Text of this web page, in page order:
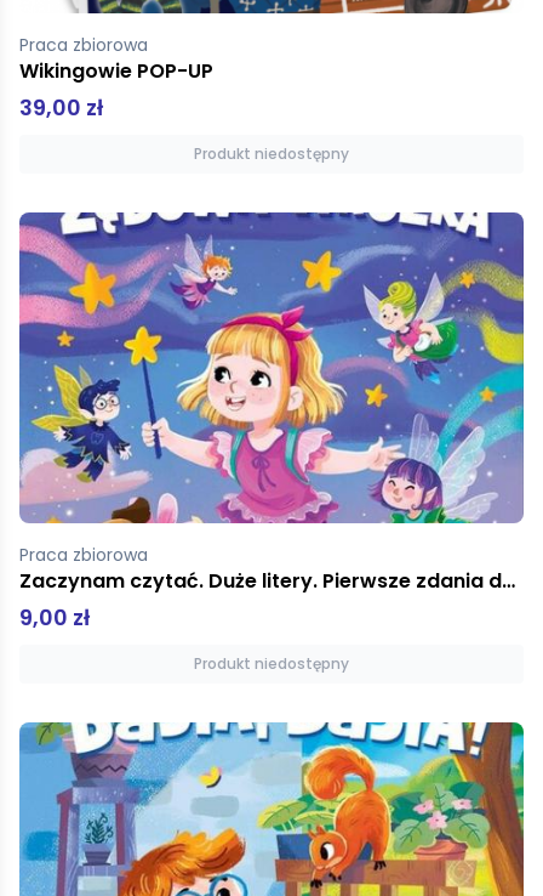
Praca zbiorowa
Wikingowie POP-UP
39,00 zł
Produkt niedostępny
Praca zbiorowa
Zaczynam czytać. Duże litery. Pierwsze zdania do nauki czytania. Zębowa wróżka
9,00 zł
Produkt niedostępny